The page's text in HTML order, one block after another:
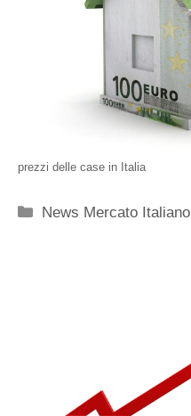
prezzi delle case in Italia
Categorie
News Mercato Italiano